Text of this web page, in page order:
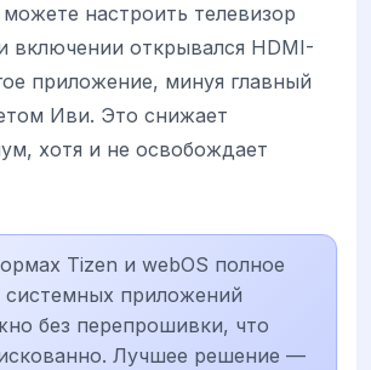
настроить телевизор
включении открывался HDMI-
приложение, минуя главный
Иви. Это снижает
хотя и не освобождает
Tizen и webOS полное
системных приложений
без перепрошивки, что
Лучшее решение —